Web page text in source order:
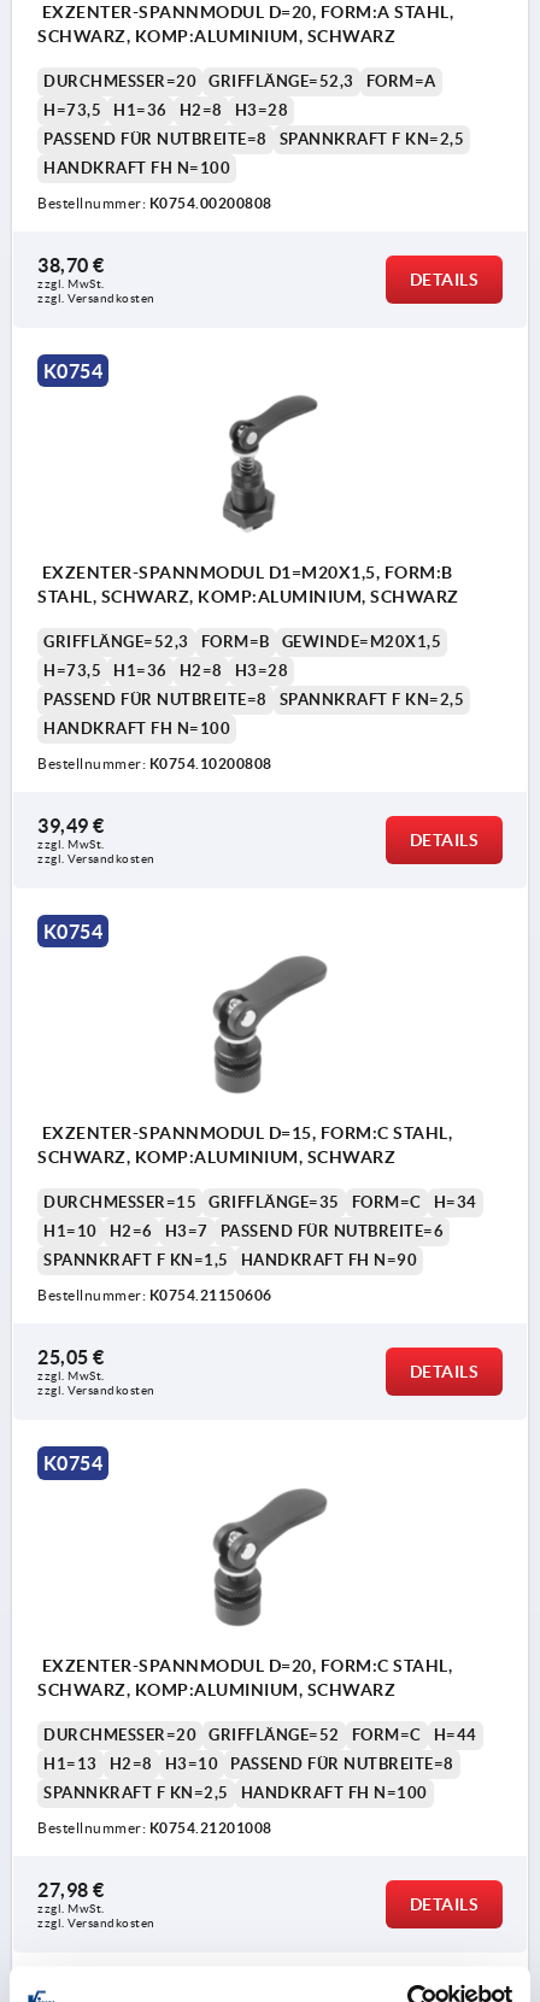
EXZENTER-SPANNMODUL D=20, FORM:A STAHL,
SCHWARZ, KOMP:ALUMINIUM, SCHWARZ
DURCHMESSER=20 GRIFFLÄNGE=52,3
FORM=A
H=73,5
H1=36 H2=8
H3=28
PASSEND FÜR NUTBREITE=8
SPANNKRAFT F KN=2,5
HANDKRAFT FH N=100
Bestellnummer: K0754.00200808
38,70 €
zzgl. MwSt.
zzgl. Versandkosten
DETAILS
K0754
EXZENTER-SPANNMODUL D1=M20X1,5, FORM:B
STAHL, SCHWARZ, KOMP:ALUMINIUM, SCHWARZ
GRIFFLÄNGE=52,3 FORM=B
GEWINDE=M20X1,5
H=73,5
H1=36 H2=8
H3=28
PASSEND FÜR NUTBREITE=8
SPANNKRAFT F KN=2,5
HANDKRAFT FH N=100
Bestellnummer: K0754.10200808
39,49 €
zzgl. MwSt.
zzgl. Versandkosten
DETAILS
K0754
EXZENTER-SPANNMODUL D=15, FORM:C STAHL,
SCHWARZ, KOMP:ALUMINIUM, SCHWARZ
DURCHMESSER=15 GRIFFLÄNGE=35 FORM=C
H=34
H1=10
H2=6 H3=7
PASSEND FÜR NUTBREITE=6
SPANNKRAFT F KN=1,5
HANDKRAFT FH N=90
Bestellnummer: K0754.21150606
25,05 €
zzgl. MwSt.
zzgl. Versandkosten
DETAILS
K0754
EXZENTER-SPANNMODUL D=20, FORM:C STAHL,
SCHWARZ, KOMP:ALUMINIUM, SCHWARZ
DURCHMESSER=20 GRIFFLÄNGE=52 FORM=C
H=44
H1=13
H2=8 H3=10
PASSEND FÜR NUTBREITE=8
SPANNKRAFT F KN=2,5
HANDKRAFT FH N=100
Bestellnummer: K0754.21201008
27,98 €
zzgl. MwSt.
zzgl. Versandkosten
DETAILS
K0754